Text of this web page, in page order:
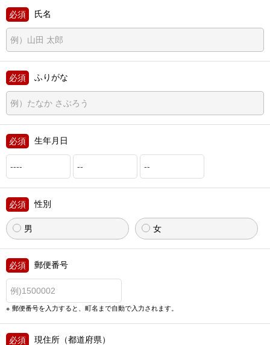
氏名
ふりがな
生年月日
性別
男 女
郵便番号
郵便番号を入力すると、町名まで自動で入力されます。
現住所（都道府県）